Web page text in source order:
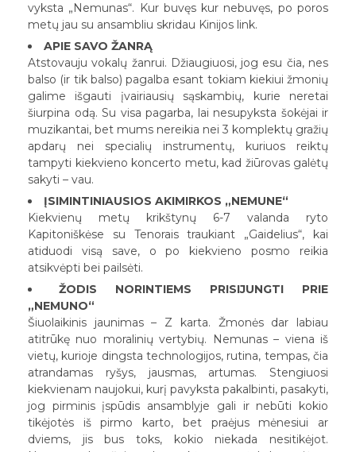
vyksta „Nemunas“. Kur buvęs kur nebuvęs, po poros
metų jau su ansambliu skridau Kinijos link.
APIE SAVO ŽANRĄ
Atstovauju vokalų žanrui. Džiaugiuosi, jog esu čia, nes
balso (ir tik balso) pagalba esant tokiam kiekiui žmonių
galime išgauti įvairiausių sąskambių, kurie neretai
šiurpina odą. Su visa pagarba, lai nesupyksta šokėjai ir
muzikantai, bet mums nereikia nei 3 komplektų gražių
apdarų nei specialių instrumentų, kuriuos reiktų
tampyti kiekvieno koncerto metu, kad žiūrovas galėtų
sakyti – vau.
ĮSIMINTINIAUSIOS AKIMIRKOS „NEMUNE“
Kiekvienų metų krikštynų 6-7 valanda ryto
Kapitoniškėse su Tenorais traukiant „Gaidelius“, kai
atiduodi visą save, o po kiekvieno posmo reikia
atsikvėpti bei pailsėti.
ŽODIS NORINTIEMS PRISIJUNGTI PRIE
„NEMUNO“
Šiuolaikinis jaunimas – Z karta. Žmonės dar labiau
atitrūkę nuo moralinių vertybių. Nemunas – viena iš
vietų, kurioje dingsta technologijos, rutina, tempas, čia
atrandamas ryšys, jausmas, artumas. Stengiuosi
kiekvienam naujokui, kurį pavyksta pakalbinti, pasakyti,
jog pirminis įspūdis ansamblyje gali ir nebūti kokio
tikėjotės iš pirmo karto, bet praėjus mėnesiui ar
dviems, jis bus toks, kokio niekada nesitikėjot.